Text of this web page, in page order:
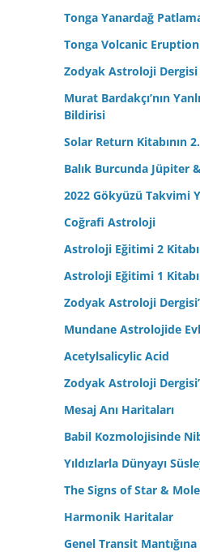
Tonga Yanardağ
Tonga Volcanic
Zodyak Astroloji Dergisi
Murat Bardakçı’nın
Bildirisi
Solar Return Kitabının 2.
Balık Burcunda Jüpiter
2022 Gökyüzü Takvimi
Coğrafi Astroloji
Astroloji Eğitimi 2 Kitabı
Astroloji Eğitimi 1 Kitabı
Zodyak Astroloji
Mundane Astrolojide
Acetylsalicylic Acid
Zodyak Astroloji
Mesaj Anı Haritaları
Babil Kozmolojisinde
Yıldızlarla Dünyayı
The Signs of Star &
Harmonik Haritalar
Genel Transit